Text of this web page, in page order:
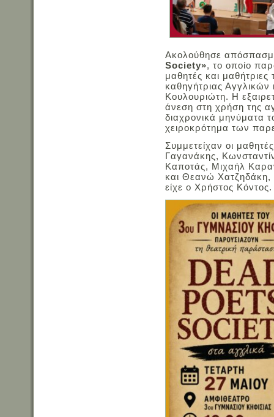
Ακολούθησε
Society», το οποίο
μαθητές και μαθήτριες
καθηγήτριας Αγγλικών
Κουλουριώτη. Η
άνεση στη χρήση της
διαχρονικά μηνύματα
χειροκρότημα των
Συμμετείχαν οι
Γαγανάκης,
Καποτάς, Μιχαήλ
και Θεανώ Χατζηδάκη,
είχε ο Χρήστος Κόντος.